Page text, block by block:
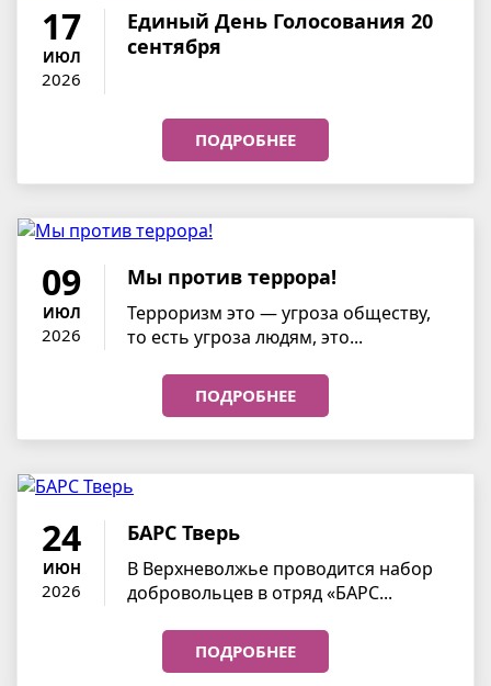
17
ИЮЛ
2026
Единый День Голосования 20
сентября
ПОДРОБНЕЕ
09
ИЮЛ
2026
Мы против террора!
Терроризм это — угроза обществу,
то есть угроза людям, это...
ПОДРОБНЕЕ
24
ИЮН
2026
БАРС Тверь
В Верхневолжье проводится набор
добровольцев в отряд «БАРС...
ПОДРОБНЕЕ